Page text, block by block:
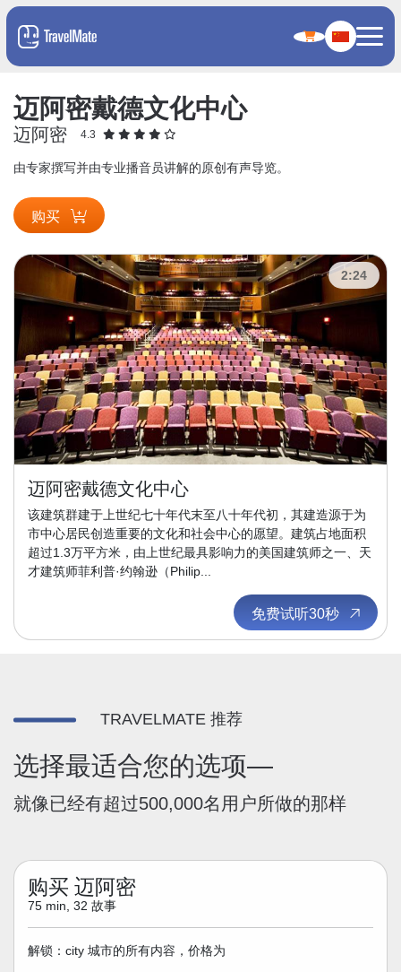
迈阿密戴德文化中心
迈阿密 4.3
由专家撰写并由专业播音员讲解的原创有声导览。
购买
2:24
迈阿密戴德文化中心
该建筑群建于上世纪七十年代末至八十年代初，其建造源于为
市中心居民创造重要的文化和社会中心的愿望。建筑占地面积
超过1.3万平方米，由上世纪最具影响力的美国建筑师之一、天
才建筑师菲利普·约翰逊（Philip...
免费试听30秒
TRAVELMATE 推荐
选择最适合您的选项—
就像已经有超过500,000名用户所做的那样
购买 迈阿密
75 min, 32 故事
解锁：city 城市的所有内容，价格为